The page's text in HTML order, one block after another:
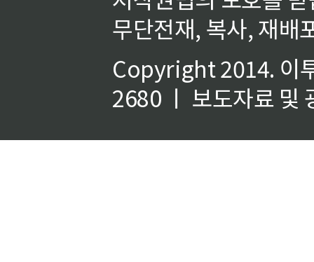
무단전재, 복사, 재배
Copyright 2014. 이
2680 ㅣ 보도자료